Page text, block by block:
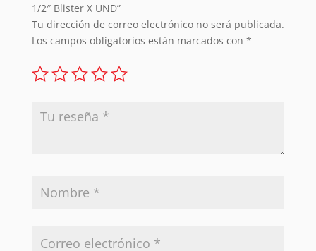
1/2″ Blister X UND”
Tu dirección de correo electrónico no será publicada.
Los campos obligatorios están marcados con *